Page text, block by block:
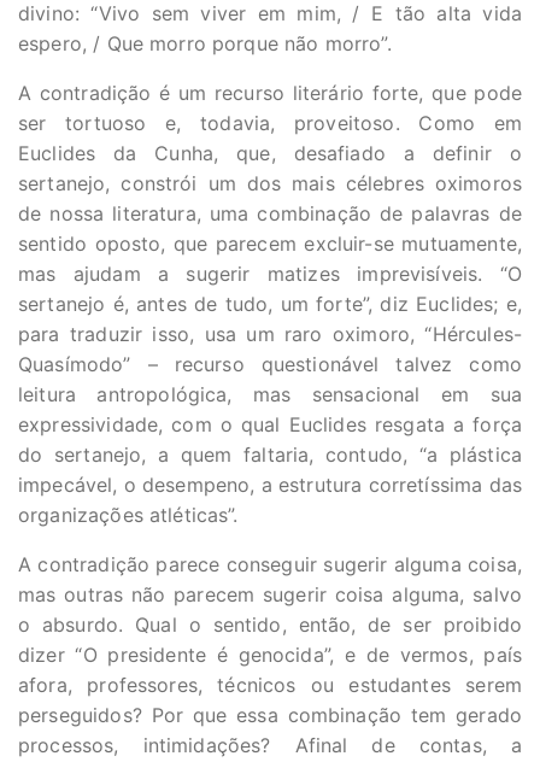
divino: “Vivo sem viver em mim, / E tão alta vida
espero, / Que morro porque não morro”.
A contradição é um recurso literário forte, que pode
ser tortuoso e, todavia, proveitoso. Como em
Euclides da Cunha, que, desafiado a definir o
sertanejo, constrói um dos mais célebres oximoros
de nossa literatura, uma combinação de palavras de
sentido oposto, que parecem excluir-se mutuamente,
mas ajudam a sugerir matizes imprevisíveis. “O
sertanejo é, antes de tudo, um forte”, diz Euclides; e,
para traduzir isso, usa um raro oximoro, “Hércules-
Quasímodo” – recurso questionável talvez como
leitura antropológica, mas sensacional em sua
expressividade, com o qual Euclides resgata a força
do sertanejo, a quem faltaria, contudo, “a plástica
impecável, o desempeno, a estrutura corretíssima das
organizações atléticas”.
A contradição parece conseguir sugerir alguma coisa,
mas outras não parecem sugerir coisa alguma, salvo
o absurdo. Qual o sentido, então, de ser proibido
dizer “O presidente é genocida”, e de vermos, país
afora, professores, técnicos ou estudantes serem
perseguidos? Por que essa combinação tem gerado
processos, intimidações? Afinal de contas, a